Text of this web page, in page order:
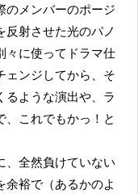
のメンバーのポージ
反射させた光のパノ
々に使ってドラマ仕
ェンジしてから、そ
るような演出や、ラ
、これでもかっ！と
、全然負けていない
余裕で（あるかのよ